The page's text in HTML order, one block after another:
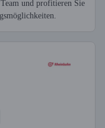
und profitieren Sie